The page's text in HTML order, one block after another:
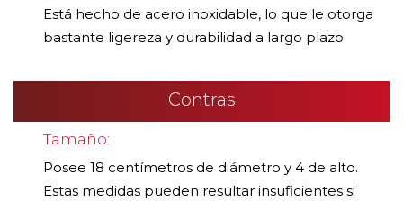
Está hecho de acero inoxidable, lo que le otorga
bastante ligereza y durabilidad a largo plazo.
Contras
Tamaño:
Posee 18 centímetros de diámetro y 4 de alto.
Estas medidas pueden resultar insuficientes si